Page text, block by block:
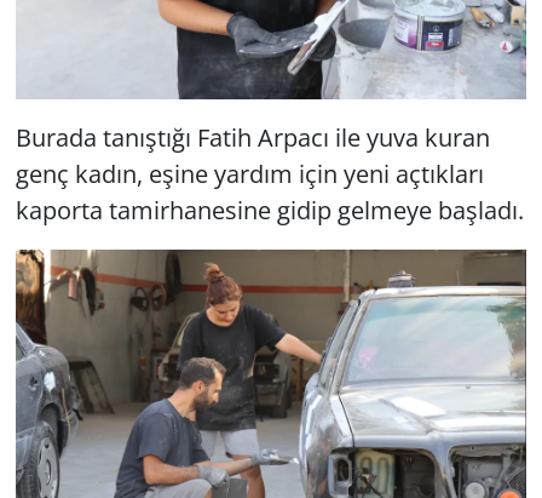
Burada tanıştığı Fatih Arpacı ile yuva kuran
genç kadın, eşine yardım için yeni açtıkları
kaporta tamirhanesine gidip gelmeye başladı.